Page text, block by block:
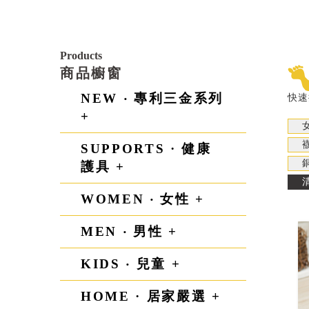
Products
商品櫥窗
NEW ‧ 專利三金系列
+
SUPPORTS · 健康
護具 +
WOMEN ‧ 女性 +
MEN ‧ 男性 +
KIDS ‧ 兒童 +
HOME · 居家嚴選 +
快